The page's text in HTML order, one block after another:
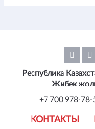
КОНТАКТЫ
Республика
Жибек
+7 700 978-78-